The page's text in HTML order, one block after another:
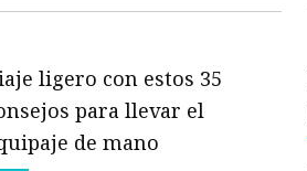
ligero con estos 35
para llevar el
de mano